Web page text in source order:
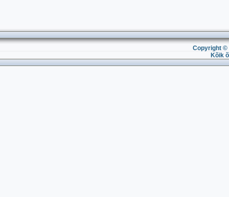
Copyright ©
Kõik